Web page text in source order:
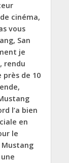
cinéma,
vous
San
je
rendu
de 10
l’a bien
en
le